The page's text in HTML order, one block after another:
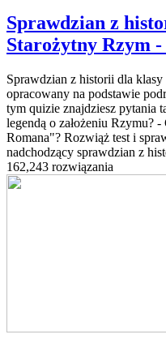
Sprawdzian z
Starożytny Rzym
Sprawdzian z historii dla
opracowany na podstawie
tym quizie znajdziesz pytania
legendą o założeniu Rzymu?
Romana"? Rozwiąż test i
nadchodzący sprawdzian z
162,243 rozwiązania